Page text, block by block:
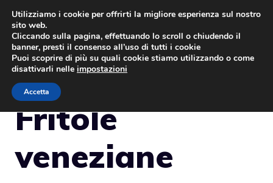
Vai
contenuto
Fritole
veneziane
Utilizziamo i cookie per offrirti la migliore esperienza sul nostro
sito web.
Cliccando sulla pagina, effettuando lo scroll o chiudendo il
banner, presti il consenso all’uso di tutti i cookie
Puoi scoprire di più su quali cookie stiamo utilizzando o come
disattivarli nelle impostazioni
Accetta